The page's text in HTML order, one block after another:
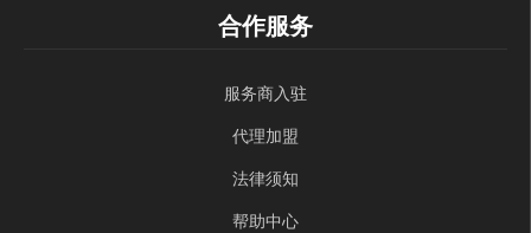
合作服务
服务商入驻
代理加盟
法律须知
帮助中心